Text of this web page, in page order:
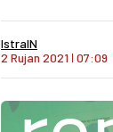
IstraIN
2 Rujan 2021 I 07:09